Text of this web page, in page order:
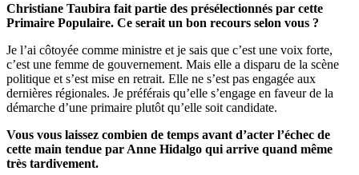
Christiane Taubira fait partie des présélectionnés par cette
Primaire Populaire. Ce serait un bon recours selon vous ?
Je l’ai côtoyée comme ministre et je sais que c’est une voix forte,
c’est une femme de gouvernement. Mais elle a disparu de la scène
politique et s’est mise en retrait. Elle ne s’est pas engagée aux
dernières régionales. Je préférais qu’elle s’engage en faveur de la
démarche d’une primaire plutôt qu’elle soit candidate.
Vous vous laissez combien de temps avant d’acter l’échec de
cette main tendue par Anne Hidalgo qui arrive quand même
très tardivement.